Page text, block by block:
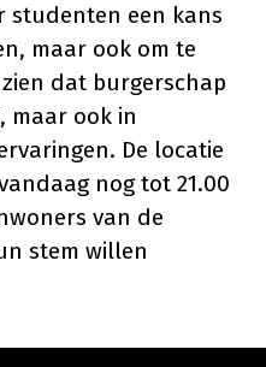
studenten een kans
maar ook om te
dat burgerschap
maar ook in
De locatie
nog tot 21.00
van de
stem willen